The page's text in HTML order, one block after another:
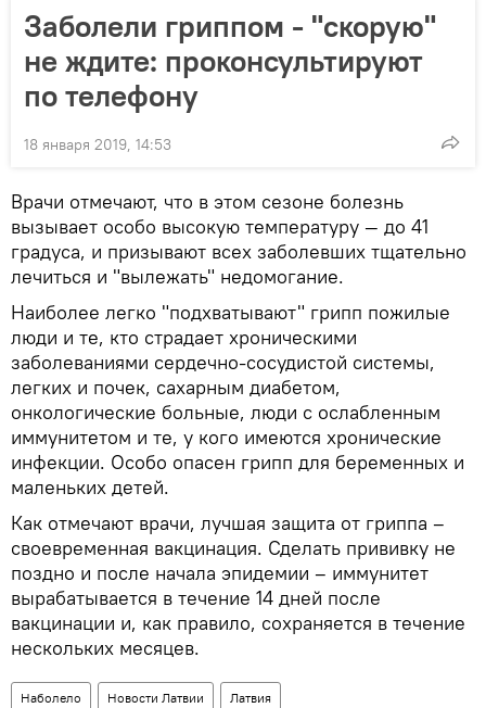
Заболели гриппом - "скорую"
не ждите: проконсультируют
по телефону
18 января 2019, 14:53
Врачи отмечают, что в этом сезоне болезнь
вызывает особо высокую температуру — до 41
градуса, и призывают всех заболевших тщательно
лечиться и "вылежать" недомогание.
Наиболее легко "подхватывают" грипп пожилые
люди и те, кто страдает хроническими
заболеваниями сердечно-сосудистой системы,
легких и почек, сахарным диабетом,
онкологические больные, люди с ослабленным
иммунитетом и те, у кого имеются хронические
инфекции. Особо опасен грипп для беременных и
маленьких детей.
Как отмечают врачи, лучшая защита от гриппа –
своевременная вакцинация. Сделать прививку не
поздно и после начала эпидемии – иммунитет
вырабатывается в течение 14 дней после
вакцинации и, как правило, сохраняется в течение
нескольких месяцев.
Наболело Новости Латвии Латвия